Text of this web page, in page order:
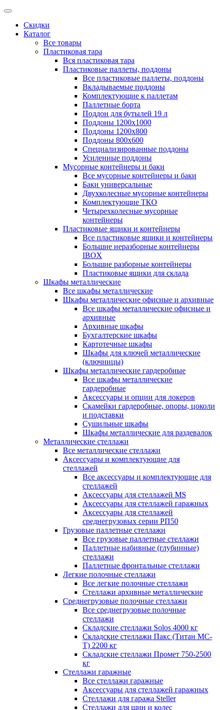
Скидки
Каталог
Все товары
Пластиковая тара
Вся пластиковая тара
Пластиковые паллеты, поддоны
Все пластиковые паллеты, поддоны
Вкладываемые поддоны
Комплектующие к паллетам
Паллетные борта
Поддон для бутылей 19 л
Поддоны 1200х1000
Поддоны 1200х800
Поддоны 800х600
Специализированные поддоны
Усиленные поддоны
Мусорные контейнеры и баки
Все мусорные контейнеры и баки
Баки универсальные
Двухколесные мусорные контейнеры
Комплектующие ТКО
Четырехколесные мусорные
контейнеры
Пластиковые ящики и контейнеры
Все пластиковые ящики и контейнеры
Большие неразборные контейнеры
IBOX
Большие разборные контейнеры
Пластиковые ящики для склада
Шкафы металлические
Все шкафы металлические
Шкафы металлические офисные и архивные
Все шкафы металлические офисные и
архивные
Архивные шкафы
Бухгалтерские шкафы
Картотечные шкафы
Шкафы для ключей металлические
(ключницы)
Шкафы металлические гардеробные
Все шкафы металлические
гардеробные
Аксессуары и опции для локеров
Скамейки гардеробные, опоры, цоколи
и подставки
Сушильные шкафы
Шкафы металлические для раздевалок
Металлические стеллажи
Все металлические стеллажи
Аксессуары и комплектующие для
стеллажей
Все аксессуары и комплектующие для
стеллажей
Аксессуары для стеллажей MS
Аксессуары для стеллажей гаражных
Аксессуары для стеллажей
среднегрузовых серии РП50
Грузовые паллетные стеллажи
Все грузовые паллетные стеллажи
Паллетные набивные (глубинные)
стеллажи
Паллетные фронтальные стеллажи
Легкие полочные стеллажи
Все легкие полочные стеллажи
Стеллажи архивные металлические
Среднегрузовые полочные стеллажи
Все среднегрузовые полочные
стеллажи
Складские стеллажи Solos 4000 кг
Складские стеллажи Пакс (Титан МС-
Т) 2200 кг
Складские стеллажи Промет 750-2500
кг
Стеллажи гаражные
Все стеллажи гаражные
Аксессуары для стеллажей гаражных
Стеллажи для гаража Steller
Стеллажи для шин и колес